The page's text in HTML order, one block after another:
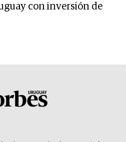
con inversión de